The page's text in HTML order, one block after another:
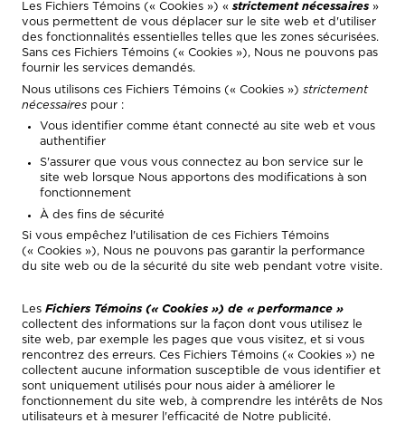
Les Fichiers Témoins (« Cookies ») « strictement nécessaires »
vous permettent de vous déplacer sur le site web et d'utiliser
des fonctionnalités essentielles telles que les zones sécurisées.
Sans ces Fichiers Témoins (« Cookies »), Nous ne pouvons pas
fournir les services demandés.
Nous utilisons ces Fichiers Témoins (« Cookies ») strictement
nécessaires pour :
Vous identifier comme étant connecté au site web et vous
authentifier
S'assurer que vous vous connectez au bon service sur le
site web lorsque Nous apportons des modifications à son
fonctionnement
À des fins de sécurité
Si vous empêchez l'utilisation de ces Fichiers Témoins
(« Cookies »), Nous ne pouvons pas garantir la performance
du site web ou de la sécurité du site web pendant votre visite.
Les Fichiers Témoins (« Cookies ») de « performance »
collectent des informations sur la façon dont vous utilisez le
site web, par exemple les pages que vous visitez, et si vous
rencontrez des erreurs. Ces Fichiers Témoins (« Cookies ») ne
collectent aucune information susceptible de vous identifier et
sont uniquement utilisés pour nous aider à améliorer le
fonctionnement du site web, à comprendre les intérêts de Nos
utilisateurs et à mesurer l'efficacité de Notre publicité.